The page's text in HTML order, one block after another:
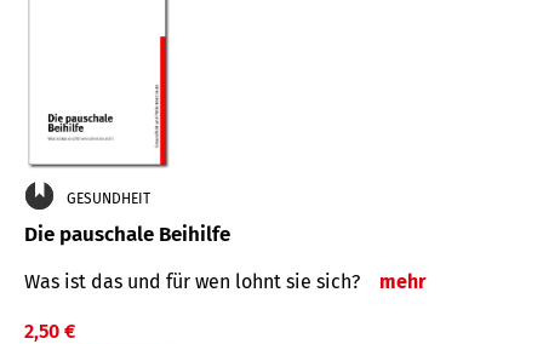
GESUNDHEIT
Die pauschale Beihilfe
Was ist das und für wen lohnt sie sich? mehr
2,50 €